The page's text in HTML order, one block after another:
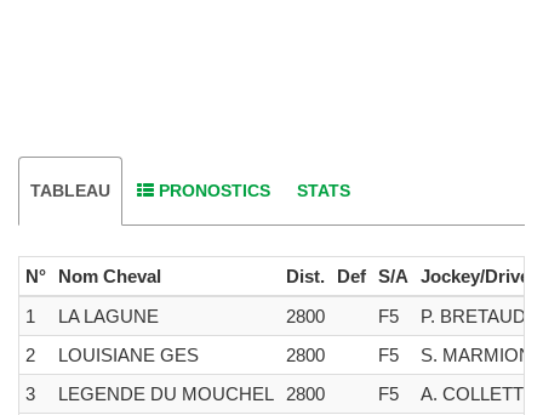
TABLEAU PRONOSTICS STATS
N° Nom Cheval Dist. Def S/A
Jockey/Driver
1
LA LAGUNE 2800 F5
P.
2
LOUISIANE GES 2800 F5
S. MARMION
3
LEGENDE DU MOUCHEL 2800 F5
A. COLLETTE